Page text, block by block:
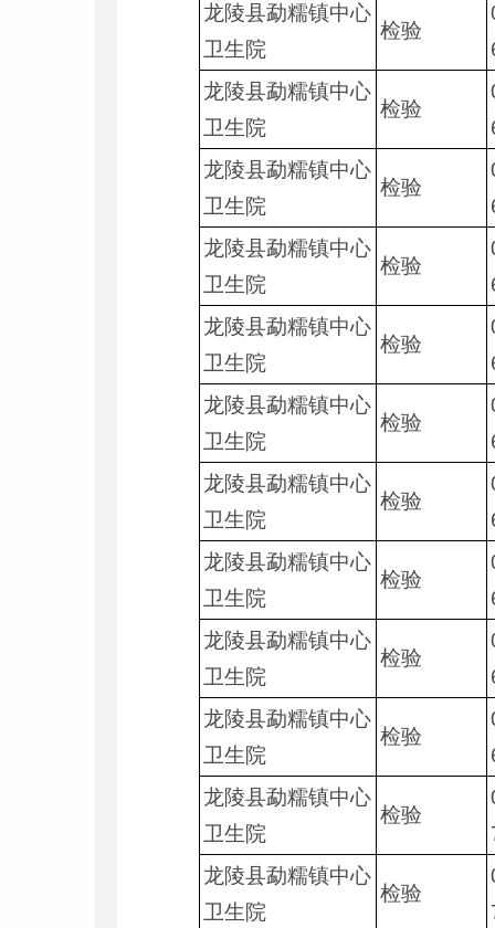
龙陵县勐糯镇中心
卫生院
检验
龙陵县勐糯镇中心
卫生院
检验
龙陵县勐糯镇中心
卫生院
检验
龙陵县勐糯镇中心
卫生院
检验
龙陵县勐糯镇中心
卫生院
检验
龙陵县勐糯镇中心
卫生院
检验
龙陵县勐糯镇中心
卫生院
检验
龙陵县勐糯镇中心
卫生院
检验
龙陵县勐糯镇中心
卫生院
检验
龙陵县勐糯镇中心
卫生院
检验
龙陵县勐糯镇中心
卫生院
检验
龙陵县勐糯镇中心
卫生院
检验